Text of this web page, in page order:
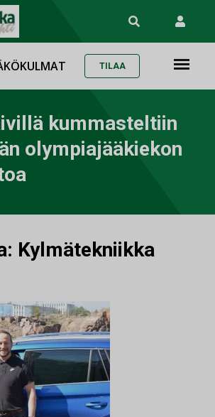
TILAA
kummasteltiin
olympiajääkiekon
Kylmätekniikka